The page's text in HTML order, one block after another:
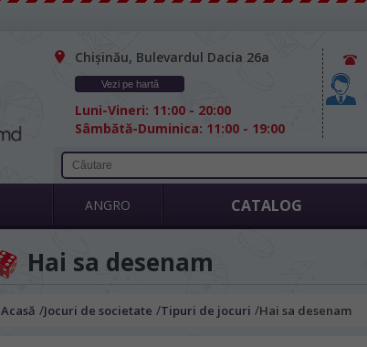
Chișinău, Bulevardul Dacia 26а
Vezi pe hartă
Luni-Vineri: 11:00 - 20:00
Sâmbătă-Duminica: 11:00 - 19:00
ANGRO CATALOG
Hai sa desenam
Acasă /Jocuri de societate /Tipuri de jocuri /Hai sa desenam